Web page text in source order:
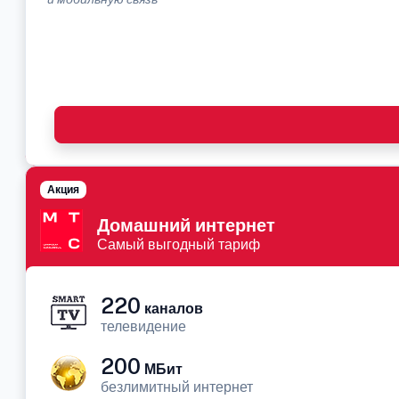
Домашний интернет
Самый выгодный тариф
Акция
220 каналов
телевидение
200 МБит
безлимитный интернет